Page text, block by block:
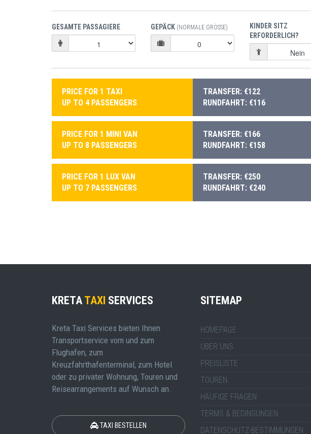
GESAMTE PASSAGIERE GEPÄCK (NORMALE GRÖSSE)
KINDER SITZ
ERFORDERLICH?
PRICE FOR 1 TAXI
UP TO 4 PASSENGERS
TRANSFER: €122
RUNDFAHRT: €116
PRICE FOR 1 MINI VAN
UP TO 8 PASSENGERS
TRANSFER: €166
RUNDFAHRT: €158
PRICE FOR 1 LUX VAN
UP TO 7 PASSENGERS
TRANSFER: €250
RUNDFAHRT: €240
KRETA TAXI SERVICES
Kreta Taxi Services bieten Ihnen
Transportservice vom und zum
Flughafen, zum
Kreuzfahrthafenterminal, zum Hotel
oder zu privater Wohnung, Touren und
Reisearrangements auf Wunsch an.
TAXI BESTELLEN
SITEMAP
HOMEPAGE
ÜBER UNS
PREISLISTE
TOUREN
HÄUFIGE FRAGEN
TERMS & BEDINGUNGEN
DATENSCHUTZ-BESTIMMUNGEN